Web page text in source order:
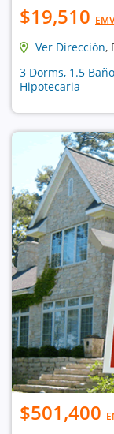
$19,510 EMV
Ver Dirección,
3 Dorms, 1.5
Hipotecaria
$501,400